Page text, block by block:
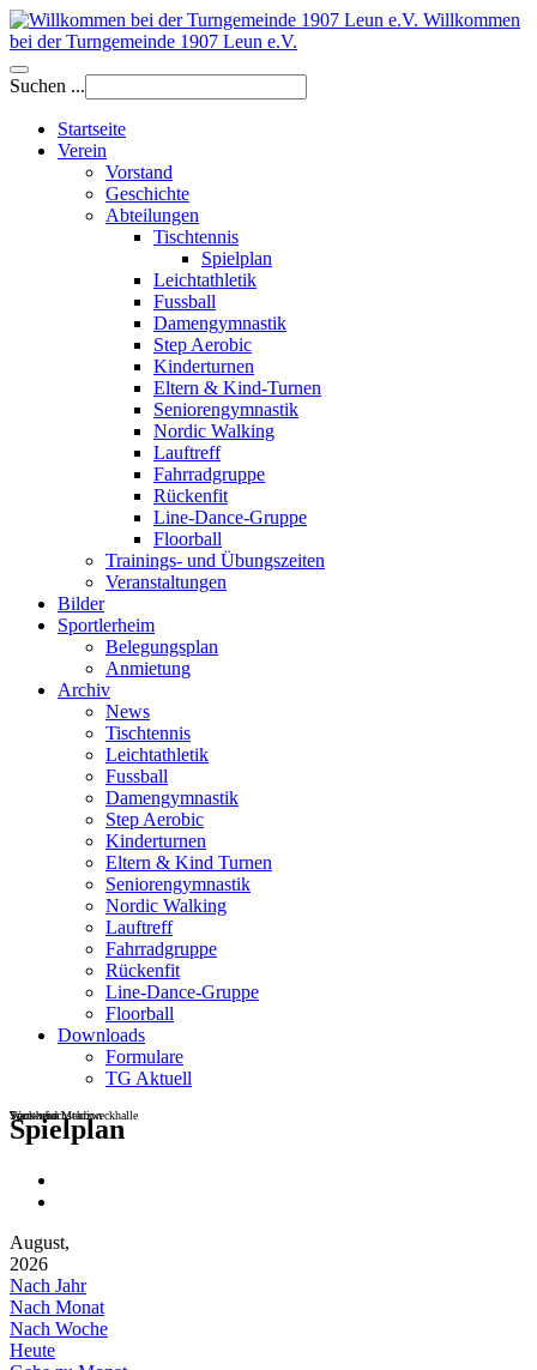
Willkommen
bei der Turngemeinde 1907 Leun e.V.
Suchen ...
Startseite
Verein
Vorstand
Geschichte
Abteilungen
Tischtennis
Spielplan
Leichtathletik
Fussball
Damengymnastik
Step Aerobic
Kinderturnen
Eltern & Kind-Turnen
Seniorengymnastik
Nordic Walking
Lauftreff
Fahrradgruppe
Rückenfit
Line-Dance-Gruppe
Floorball
Trainings- und Übungszeiten
Veranstaltungen
Bilder
Sportlerheim
Belegungsplan
Anmietung
Archiv
News
Tischtennis
Leichtathletik
Fussball
Damengymnastik
Step Aerobic
Kinderturnen
Eltern & Kind Turnen
Seniorengymnastik
Nordic Walking
Lauftreff
Fahrradgruppe
Rückenfit
Line-Dance-Gruppe
Floorball
Downloads
Formulare
TG Aktuell
Sportheim
Turn- und Mehrzweckhalle
Wackenbachstadion
Spielplan
August,
2026
Nach Jahr
Nach Monat
Nach Woche
Heute